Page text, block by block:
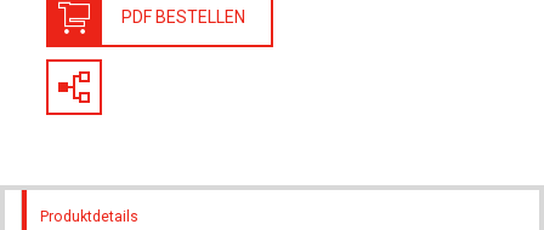
PDF BESTELLEN
Produktdetails